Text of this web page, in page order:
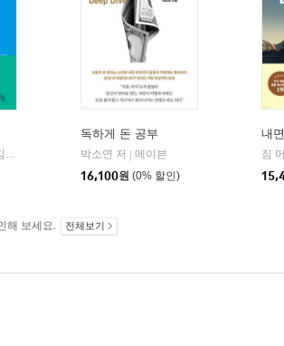
독하게 돈 공부
박소연 저 | 메이븐
16,100원 (0% 할인)
내
짐
해 보세요. 전체보기